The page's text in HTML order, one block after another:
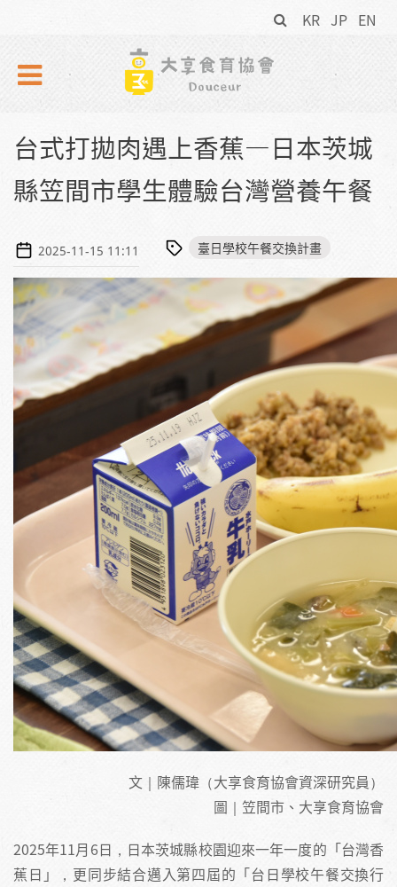
KR JP EN
搜
尋
表
台式打拋肉遇上香蕉—日本茨城
縣笠間市學生體驗台灣營養午餐
2025-11-15 11:11 臺日學校午餐交換計畫
文｜陳儒瑋（大享食育協會資深研究員）
圖｜笠間市、大享食育協會
2025年11月6日，日本茨城縣校園迎來一年一度的「台灣香
蕉日」，更同步結合邁入第四屆的「台日學校午餐交換行